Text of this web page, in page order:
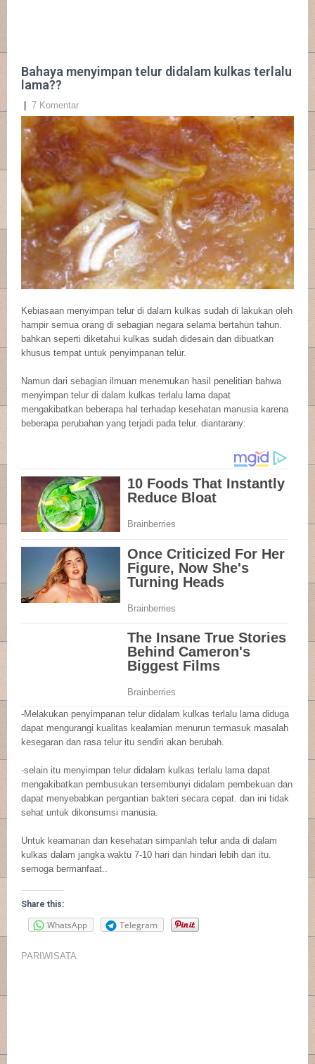
Bahaya menyimpan telur didalam kulkas terlalu
lama??
7 Komentar
Kebiasaan menyimpan telur di dalam kulkas sudah di lakukan oleh
hampir semua orang di sebagian negara selama bertahun tahun.
bahkan seperti diketahui kulkas sudah didesain dan dibuatkan
khusus tempat untuk penyimpanan telur.
Namun dari sebagian ilmuan menemukan hasil penelitian bahwa
menyimpan telur di dalam kulkas terlalu lama dapat
mengakibatkan beberapa hal terhadap kesehatan manusia karena
beberapa perubahan yang terjadi pada telur. diantarany:
-Melakukan penyimpanan telur didalam kulkas terlalu lama diduga
dapat mengurangi kualitas kealamian menurun termasuk masalah
kesegaran dan rasa telur itu sendiri akan berubah.
-selain itu menyimpan telur didalam kulkas terlalu lama dapat
mengakibatkan pembusukan tersembunyi didalam pembekuan dan
dapat menyebabkan pergantian bakteri secara cepat. dan ini tidak
sehat untuk dikonsumsi manusia.
Untuk keamanan dan kesehatan simpanlah telur anda di dalam
kulkas dalam jangka waktu 7-10 hari dan hindari lebih dari itu.
semoga bermanfaat..
Share this:
WhatsApp Telegram
PARIWISATA